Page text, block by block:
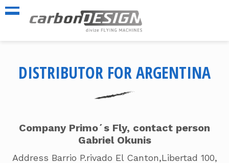
DISTRIBUTOR FOR ARGENTINA
Company Primo´s Fly, contact person
Gabriel Okunis
Address Barrio P.rivado El Canton,Libertad 100,